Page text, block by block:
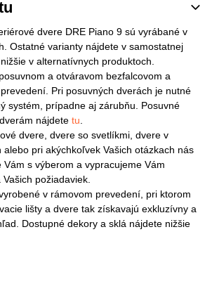
dvere DRE Piano 9 sú vyrábané v
Ostatné varianty nájdete v samostatnej
v alternatívnych produktoch.
a otváravom bezfalcovom a
Pri posuvných dverách je nutné
systém, prípadne aj zárubňu. Posuvné
nájdete tu
dvere, dvere so svetlíkmi, dvere v
pri akýchkoľvek Vašich otázkach nás
Vám s výberom a vypracujeme Vám
požiadaviek.
v rámovom prevedení, pri ktorom
lišty a dvere tak získavajú exkluzívny a
Dostupné dekory a sklá nájdete nižšie